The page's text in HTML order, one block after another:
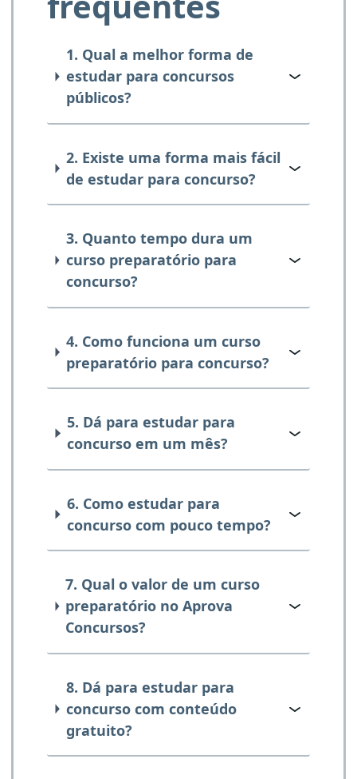
1. Qual a melhor forma de
estudar para concursos
públicos?
2. Existe uma forma mais fácil
de estudar para concurso?
3. Quanto tempo dura um
curso preparatório para
concurso?
4. Como funciona um curso
preparatório para concurso?
5. Dá para estudar para
concurso em um mês?
6. Como estudar para
concurso com pouco tempo?
7. Qual o valor de um curso
preparatório no Aprova
Concursos?
8. Dá para estudar para
concurso com conteúdo
gratuito?